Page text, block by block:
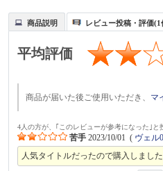
商品説明 レビュー投稿・評価(1
平均評価
商品が届いた後ご使用いただき、 マ
4人の方が、｢このレビューが参考になった｣と
苦手 2023/10/01 ( ヴェル
人気タイトルだったので購入しまし